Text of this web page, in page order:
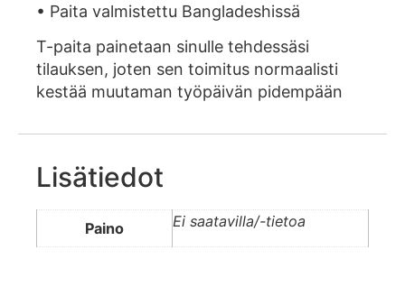
• Paita valmistettu Bangladeshissä
T-paita painetaan sinulle tehdessäsi
tilauksen, joten sen toimitus normaalisti
kestää muutaman työpäivän pidempään
Lisätiedot
Paino Ei saatavilla/-tietoa